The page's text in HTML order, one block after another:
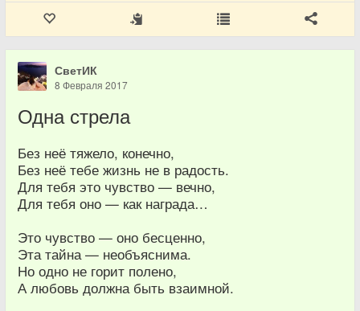
СветИК
8 Февраля 2017
Одна стрела
Без неё тяжело, конечно,
Без неё тебе жизнь не в радость.
Для тебя это чувство — вечно,
Для тебя оно — как награда…
Это чувство — оно бесценно,
Эта тайна — необъяснима.
Но одно не горит полено,
А любовь должна быть взаимной.